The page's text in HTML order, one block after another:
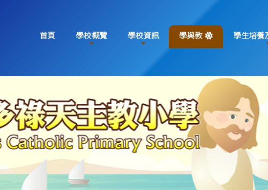
首頁 學校概覽 學校資訊 學與教 學生培養